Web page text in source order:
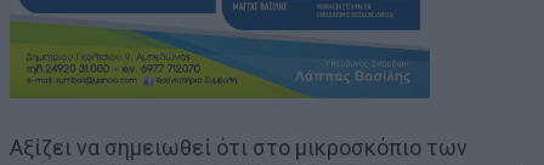
Αξίζει να σημειωθεί ότι στο μικροσκόπιο των